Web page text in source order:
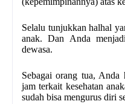
Selalu tunjukkan hal­hal
anak. Dan Anda
dewasa.
Sebagai orang tua, Anda
jam terkait kesehatan
sudah bisa mengurus diri